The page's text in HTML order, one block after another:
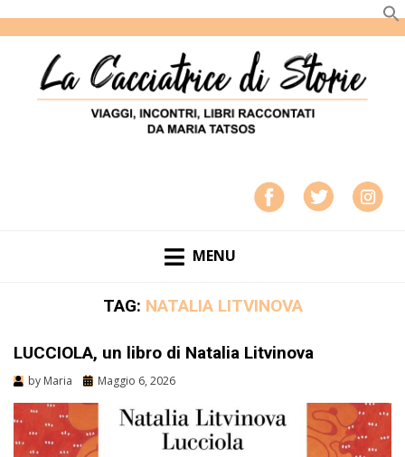
LA CACCIATRICE DI STORIE
VIAGGI, INCONTRI, LIBRI RACCONTATI DA MARIA
TATSOS
MENU
TAG: NATALIA LITVINOVA
LUCCIOLA, un libro di Natalia Litvinova
by Maria Maggio 6, 2026